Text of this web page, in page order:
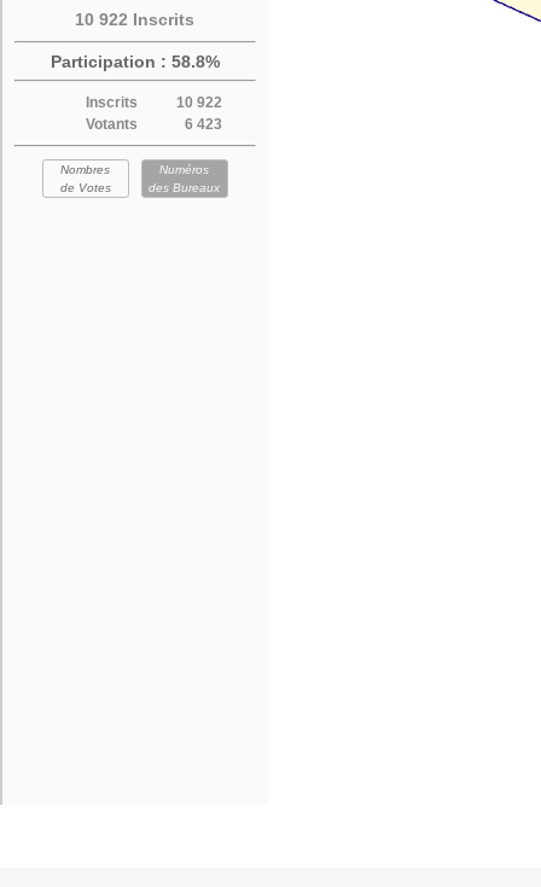
10 922 Inscrits
Participation : 58.8%
Inscrits
10 922
Votants
6 423
Nombres
de Votes
Numéros
des Bureaux